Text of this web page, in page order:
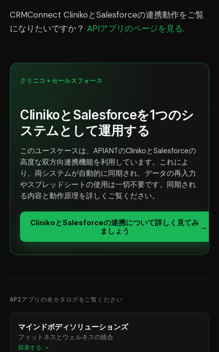
CRMConnect ClinikoとSalesforceの連携動作をご覧
になりたいですか？ APIアプリのページを見る.
クリニコ＋セールスフォース
ClinikoとSalesforceを1つのシ
ステムとして運用する
このユースケースは、APIANTのClinikoとSalesforceの
高度な双方向連携機能を利用しています。これによ
り、両システムが自動的に同期され、データの再入力
やスプレッドシートの使用は一切不要です。同期され
る内容と動作原理を詳しくご覧ください。
ClinikoとSalesforceの連携について詳しく見てみ
ましょう
→
APIアプリの全カタログをご覧ください
マインドボディソリューションズ
フィットネスとウェルネスの統合
探索する →